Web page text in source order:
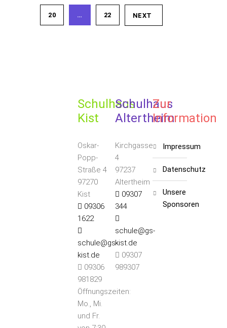
20 … 22 NEXT
Schulhaus
Kist
Oskar-
Popp-
Straße 4
97270
Kist
09306
1622
schule@gs-
kist.de
09306
981829
Öffnungszeiten:
Mo., Mi.
und Fr.
Schulhaus
Altertheim
Kirchgasse
4
97237
Altertheim
09307
344
schule@gs-
kist.de
09307
989307
Zur
Information
impressum
datenschutz
unsere
Sponsoren